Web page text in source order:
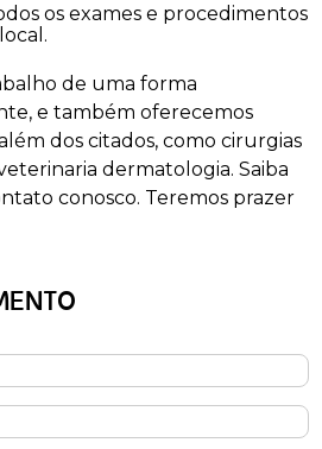
de uma forma
e também oferecemos
dos citados, como cirurgias
dermatologia. Saiba
conosco. Teremos prazer